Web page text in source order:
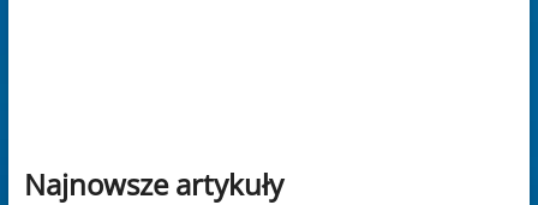
Najnowsze artykuły